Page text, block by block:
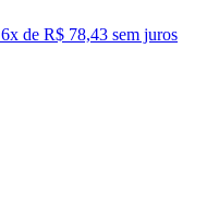
6x de R$ 78,43 sem juros